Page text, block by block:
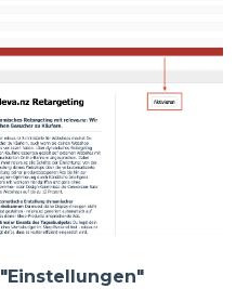
"Einstellungen"